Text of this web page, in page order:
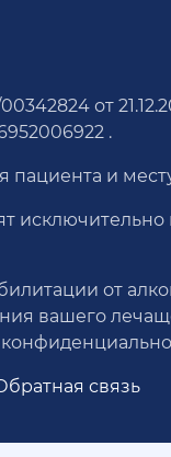
от
.
и
от
вашего
связь